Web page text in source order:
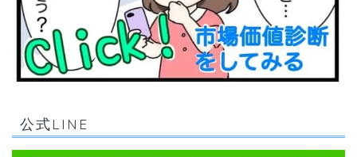
公式LINE